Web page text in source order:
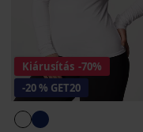
Kiárusítás -70%
-20 % GET20